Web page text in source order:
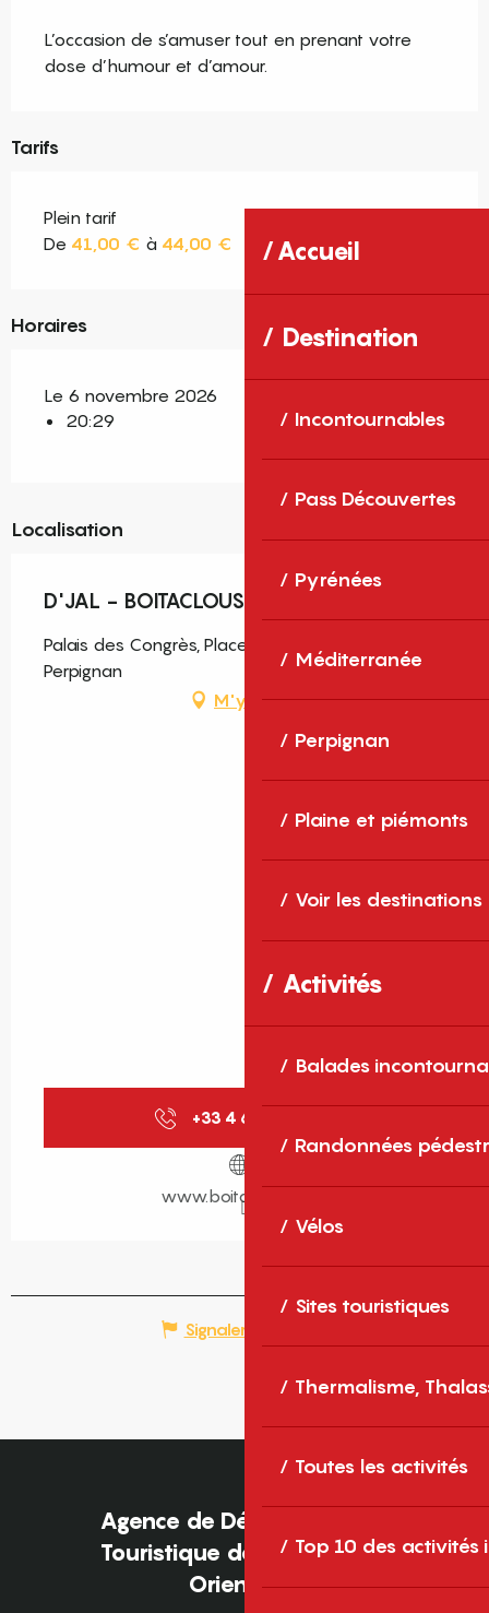
Accueil
Destination
Incontournables
Pass Découvertes
Pyrénées
Méditerranée
Perpignan
Plaine et piémonts
Voir les destinations
Activités
Balades
Randonnées
Vélos
Sites touristiques
Thermalisme,
Toutes les activités
Top 10 des activités
L’occasion de s’amuser tout en prenant votre
dose d’humour et d’amour.
Tarifs
Plein tarif
De 41,00 € à 44,00 €
Horaires
Le 6 novembre 2026
20:29
Localisation
D'JAL - BOITACLOUS
Palais des Congrès, Place Armand Lanoux,
Perpignan
M'y rendre
+33 4 68 34 07
www.boitaclous.com
Signaler une erreur
Agence de Développement
Touristique des Pyrénées-
Orientales